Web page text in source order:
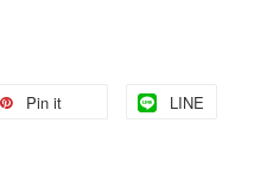
Pin it LINE